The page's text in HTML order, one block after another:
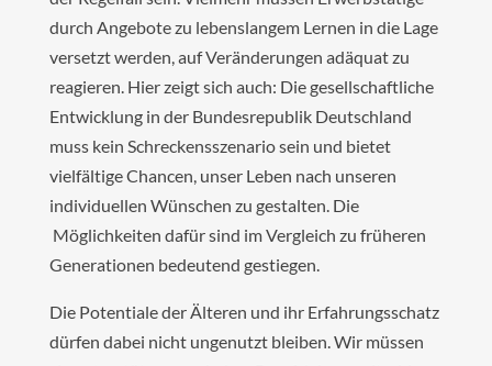
durch Angebote zu lebenslangem Lernen in die Lage
versetzt werden, auf Veränderungen adäquat zu
reagieren. Hier zeigt sich auch: Die gesellschaftliche
Entwicklung in der Bundesrepublik Deutschland
muss kein Schreckensszenario sein und bietet
vielfältige Chancen, unser Leben nach unseren
individuellen Wünschen zu gestalten. Die
Möglichkeiten dafür sind im Vergleich zu früheren
Generationen bedeutend gestiegen.
Die Potentiale der Älteren und ihr Erfahrungsschatz
dürfen dabei nicht ungenutzt bleiben. Wir müssen